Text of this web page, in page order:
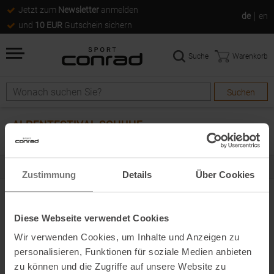
Zustimmung Details Über Cookies
Diese Webseite verwendet Cookies
Wir verwenden Cookies, um Inhalte und Anzeigen zu
personalisieren, Funktionen für soziale Medien anbieten
zu können und die Zugriffe auf unsere Website zu
Jetzt zum Newsletter anmelden
und 10 EUR Gutschein sichern
de en
Suche
Suchen
Suche Warenkorb
ALPENTESTIVAL SCHUHE
FILTERN & SORTIEREN ALLE KATEGORIEN
next
Artikel pro Seite